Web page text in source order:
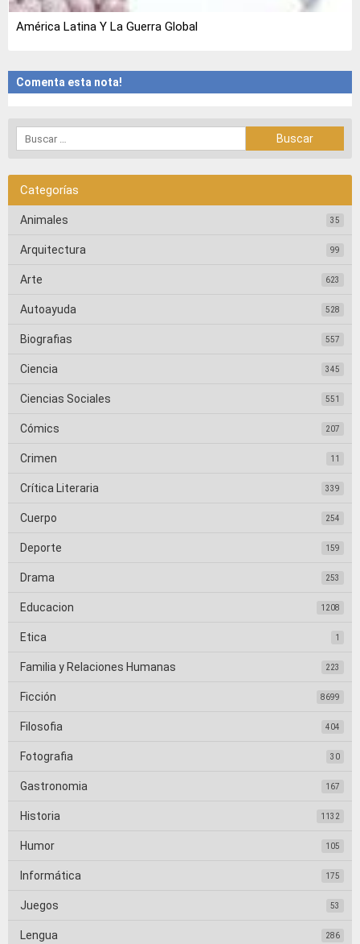
América Latina Y La Guerra Global
Comenta esta nota!
Categorías
Animales 35
Arquitectura 99
Arte 623
Autoayuda 528
Biografias 557
Ciencia 345
Ciencias Sociales 551
Cómics 207
Crimen 11
Crítica Literaria 339
Cuerpo 254
Deporte 159
Drama 253
Educacion 1208
Etica 1
Familia y Relaciones Humanas 223
Ficción 8699
Filosofia 404
Fotografia 30
Gastronomia 167
Historia 1132
Humor 105
Informática 175
Juegos 53
Lengua 286